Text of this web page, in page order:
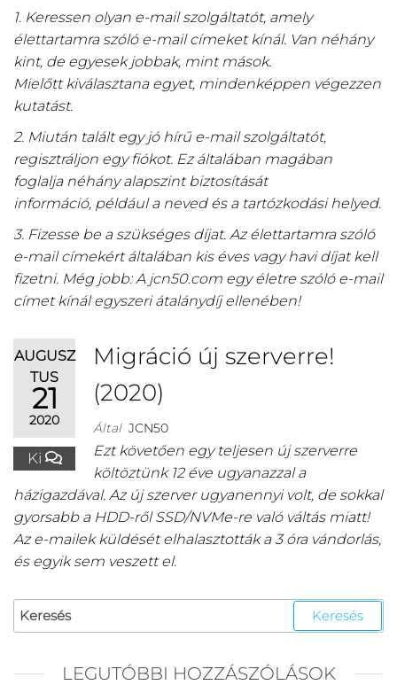
1. Keressen olyan e-mail szolgáltatót, amely
élettartamra szóló e-mail címeket kínál. Van néhány
kint, de egyesek jobbak, mint mások.
Mielőtt kiválasztana egyet, mindenképpen végezzen
kutatást.
2. Miután talált egy jó hírű e-mail szolgáltatót,
regisztráljon egy fiókot. Ez általában magában
foglalja néhány alapszint biztosítását
információ, például a neved és a tartózkodási helyed.
3. Fizesse be a szükséges díjat. Az élettartamra szóló
e-mail címekért általában kis éves vagy havi díjat kell
fizetni. Még jobb: A jcn50.com egy életre szóló e-mail
címet kínál egyszeri átalánydíj ellenében!
AUGUSZ
TUS
21
2020
Ki
Migráció új szerverre!
(2020)
Által JCN50
Ezt követően egy teljesen új szerverre
költöztünk 12 éve ugyanazzal a
házigazdával. Az új szerver ugyanennyi volt, de sokkal
gyorsabb a HDD-ről SSD/NVMe-re való váltás miatt!
Az e-mailek küldését elhalasztották a 3 óra vándorlás,
és egyik sem veszett el.
LEGUTÓBBI HOZZÁSZÓLÁSOK